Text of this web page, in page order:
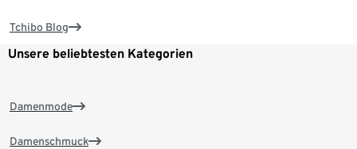
Tchibo Blog
Unsere beliebtesten Kategorien
Damenmode
Damenschmuck